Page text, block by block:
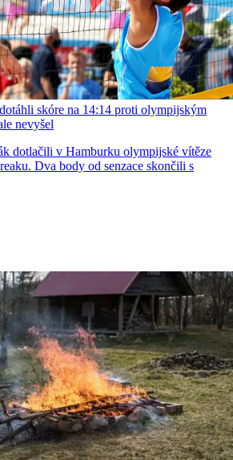
skóre na 14:14 proti olympijským
nevyšel
dotlačili v Hamburku olympijské vítěze
Dva body od senzace skončili s